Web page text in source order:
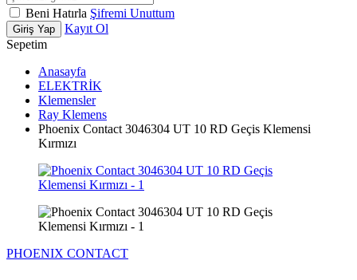
Beni Hatırla Şifremi Unuttum
Giriş Yap
Kayıt Ol
Sepetim
Anasayfa
ELEKTRİK
Klemensler
Ray Klemens
Phoenix Contact 3046304 UT 10 RD Geçis Klemensi
Kırmızı
PHOENIX CONTACT